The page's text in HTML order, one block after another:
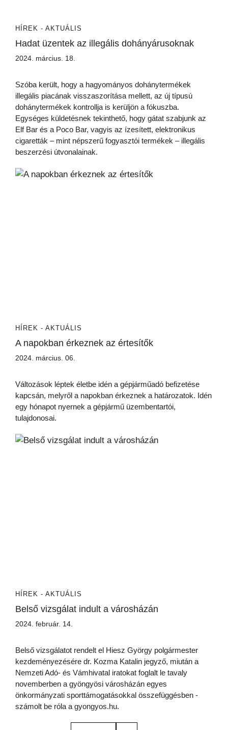
HÍREK - AKTUÁLIS
Hadat üzentek az illegális dohányárusoknak
2024. március. 18.
Szóba került, hogy a hagyományos dohánytermékek
illegális piacának visszaszorítása mellett, az új típusú
dohánytermékek kontrollja is kerüljön a fókuszba.
Egységes küldetésnek tekinthető, hogy gátat szabjunk az
Elf Bar és a Poco Bar, vagyis az ízesített, elektronikus
cigaretták – mint népszerű fogyasztói termékek – illegális
beszerzési útvonalainak.
HÍREK - AKTUÁLIS
A napokban érkeznek az értesítők
2024. március. 06.
Változások léptek életbe idén a gépjárműadó befizetése
kapcsán, melyről a napokban érkeznek a határozatok. Idén
egy hónapot nyernek a gépjármű üzembentartói,
tulajdonosai.
HÍREK - AKTUÁLIS
Belső vizsgálat indult a városházán
2024. február. 14.
Belső vizsgálatot rendelt el Hiesz György polgármester
kezdeményezésére dr. Kozma Katalin jegyző, miután a
Nemzeti Adó- és Vámhivatal iratokat foglalt le tavaly
novemberben a gyöngyösi városházán egyes
önkormányzati sporttámogatásokkal összefüggésben -
számolt be róla a gyongyos.hu.